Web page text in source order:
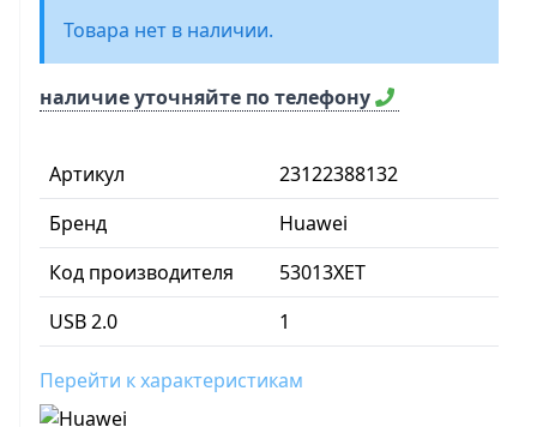
Артикул
23122388132
Бренд
Huawei
Код производителя
53013XET
USB 2.0
1
Перейти к характеристикам
Товара нет в наличии.
наличие уточняйте по телефону